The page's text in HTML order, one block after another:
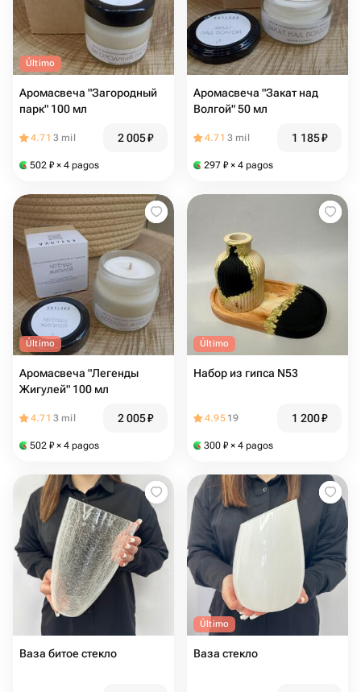
Último
Аромасвеча "Загородный
парк" 100 мл
4.71 3 mil 2 005₽
502 ₽ × 4 pagos
Аромасвеча "Закат над
Волгой" 50 мл
4.71 3 mil 1 185₽
297 ₽ × 4 pagos
Último
Аромасвеча "Легенды
Жигулей" 100 мл
4.71 3 mil 2 005₽
502 ₽ × 4 pagos
Último
Набор из гипса N53
4.95 19 1 200₽
300 ₽ × 4 pagos
Ваза битое стекло
Último
Ваза стекло